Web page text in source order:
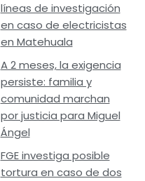
líneas de investigación
en caso de electricistas
en Matehuala
A 2 meses, la exigencia
persiste: familia y
comunidad marchan
por justicia para Miguel
Ángel
FGE investiga posible
tortura en caso de dos